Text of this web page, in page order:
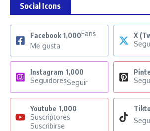
Social Icons
Facebook 1,000Fans
Me gusta
X
Instagram 1,000
SeguidoresSeguir
Youtube 1,000
Suscriptores
Suscribirse